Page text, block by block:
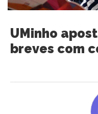
UMinho
breves com